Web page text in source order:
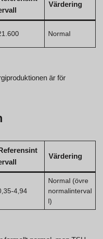
Värdering
Normal
är för
Värdering
4,94
Normal (övre
normalinterval
l)